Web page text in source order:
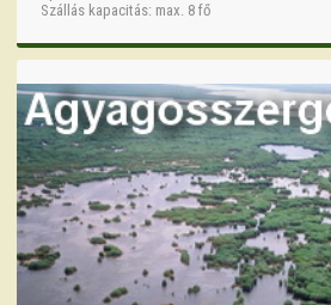
Szállás kapacitás: max. 8 fő